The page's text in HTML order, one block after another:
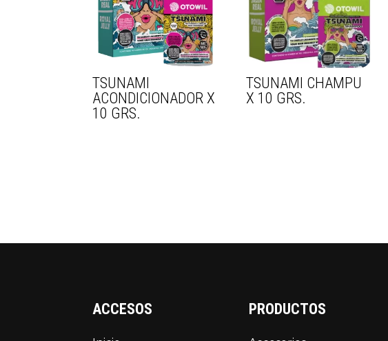
TSUNAMI
ACONDICIONADOR X
10 GRS.
TSUNAMI CHAMPU
X 10 GRS.
ACCESOS PRODUCTOS